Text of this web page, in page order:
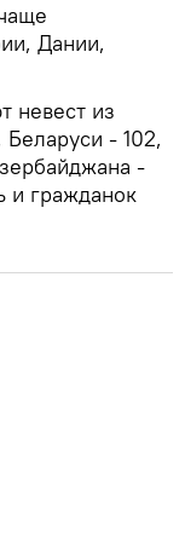
Дании,
невест из
- 102,
-
и гражданок